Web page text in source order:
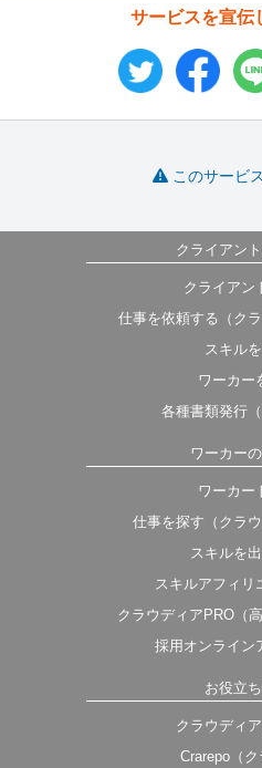
サービスを宣伝
このサービ
クライアン
クライアン
仕事を依頼する（ク
スキル
ワーカー
各種書類発行（
ワーカー
ワーカー
仕事を探す（クラウ
スキルを
スキルアフィリ
クラウディアPRO（
採用オンライン
お役立
クラウディ
Crarepo（ク